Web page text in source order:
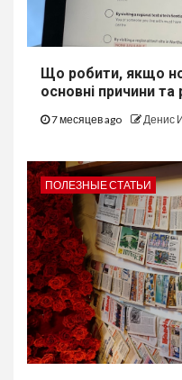
Що робити, якщо
основні причини та
7 месяцев ago Денис
ПОЛЕЗНЫЕ СТАТЬИ